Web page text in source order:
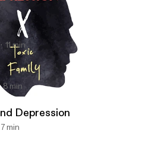
be an option.
11 min
(mental stability)
8 min
Depression
7 min